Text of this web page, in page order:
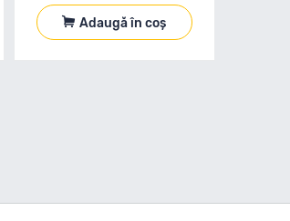
Adaugă în coș